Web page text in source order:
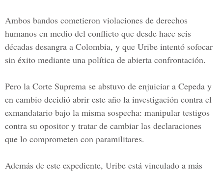
Ambos bandos cometieron violaciones de derechos
humanos en medio del conflicto que desde hace seis
décadas desangra a Colombia, y que Uribe intentó sofocar
sin éxito mediante una política de abierta confrontación.
Pero la Corte Suprema se abstuvo de enjuiciar a Cepeda y
en cambio decidió abrir este año la investigación contra el
exmandatario bajo la misma sospecha: manipular testigos
contra su opositor y tratar de cambiar las declaraciones
que lo comprometen con paramilitares.
Además de este expediente, Uribe está vinculado a más